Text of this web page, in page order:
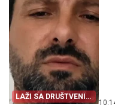
LAŽI SA DRUŠTVENIH